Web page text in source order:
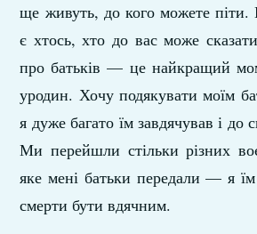
ще живуть, до кого можете
є хтось, хто до вас може
про батьків — це найкращий
уродин. Хочу подякувати моїм
я дуже багато їм завдячував і до
Ми перейшли стільки різних
яке мені батьки передали — я
смерти бути вдячним.